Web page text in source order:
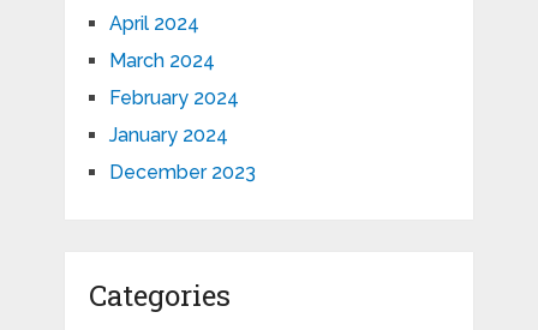
April 2024
March 2024
February 2024
January 2024
December 2023
Categories